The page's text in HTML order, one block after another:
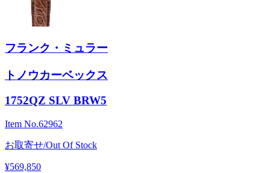
フランク・ミュラー
トノウカーベックス
1752QZ SLV BRW5
Item No.62962
お取寄せ/Out Of Stock
¥569,850